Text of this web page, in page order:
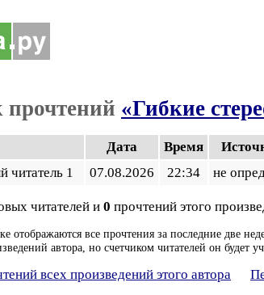
прочтений «Гибкие
Дата Время
читатель 1
07.08.2026 22:34 не
читателей и 0 прочтений этого
отображаются все прочтения за последние две
автора, но счетчиком читателей он будет
всех произведений этого автора